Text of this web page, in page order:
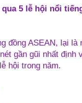
5 lễ hội nổi
đồng ASEAN, lại
gần gũi nhất định
hội trong năm.